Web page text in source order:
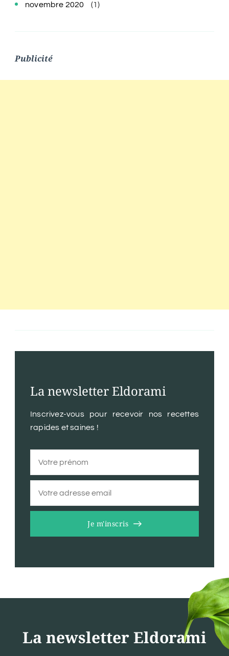
novembre 2020 (1)
Publicité
La newsletter Eldorami
Inscrivez-vous pour recevoir nos recettes
rapides et saines !
Je m'inscris
La newsletter Eldorami